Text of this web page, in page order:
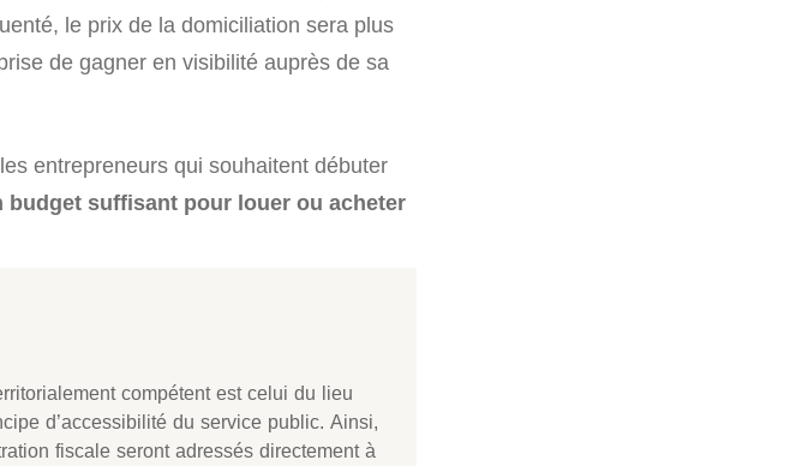
le prix de la domiciliation sera plus
de gagner en visibilité auprès de sa
entrepreneurs qui souhaitent débuter
budget suffisant pour louer ou acheter
compétent est celui du lieu
d’accessibilité du service public. Ainsi,
fiscale seront adressés directement à